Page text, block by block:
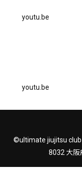
youtu.be
youtu.be
©ultimate jiujitsu
8032 大阪